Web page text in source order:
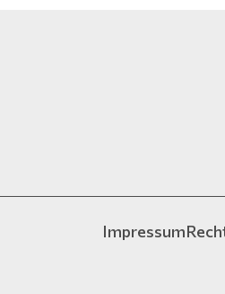
Impressum